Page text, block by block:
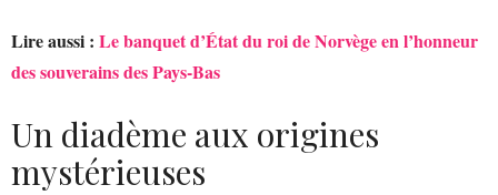
Lire aussi : Le banquet d’État du roi de Norvège en l’honneur
des souverains des Pays-Bas
Un diadème aux origines
mystérieuses